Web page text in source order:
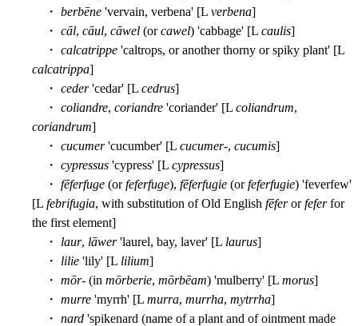
・ berbēne 'vervain, verbena' [L verbena]
・ cāl, cāul, cāwel (orcawel) 'cabbage' [L caulis]
・ calcatrippe 'caltrops, or another thorny or spiky plant' [L
calcatrippa]
・ ceder'cedar' [L cedrus]
・ coliandre, coriandre 'coriander' [L coliandrum,
coriandrum]
・ cucumer'cucumber' [L cucumer-, cucumis]
・ cypressus 'cypress' [L cypressus]
・ fēferfuge (orfeferfuge), fēferfugie (orfeferfugie) 'feverfew'
[L febrifugia, with substitution of Old English fēferorfeferfor
the first element]
・ laur, lāwer'laurel, bay, laver' [L laurus]
・ lilie 'lily' [L lilium]
・ mōr- (in mōrberie, mōrbēam) 'mulberry' [L morus]
・ murre 'myrrh' [L murra, murrha, mytrrha]
・ nard 'spikenard (name of a plant and of ointment made